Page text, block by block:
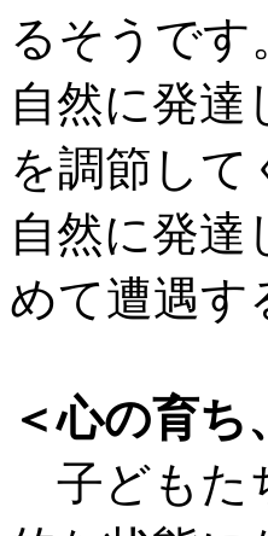
るそうです
自然に発
を調節し
自然に発
めて遭遇す
＜心の育
子どもた